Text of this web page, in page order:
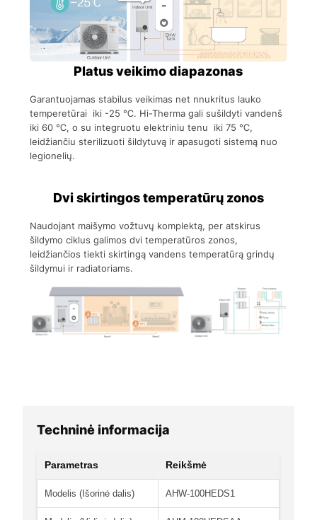
Platus veikimo diapazonas
Garantuojamas stabilus veikimas net nnukritus lauko
temperetūrai iki -25 ℃. Hi-Therma gali sušildyti vandenš
iki 60 ℃, o su integruotu elektriniu tenu iki 75 ℃,
leidžiančiu sterilizuoti šildytuvą ir apasugoti sistemą nuo
legionelių.
Dvi skirtingos temperatūrų zonos
Naudojant maišymo vožtuvų komplektą, per atskirus
šildymo ciklus galimos dvi temperatūros zonos,
leidžiančios tiekti skirtingą vandens temperatūrą grindų
šildymui ir radiatoriams.
Techninė informacija
Parametras Reikšmė
Modelis (Išorinė dalis) AHW-100HEDS1